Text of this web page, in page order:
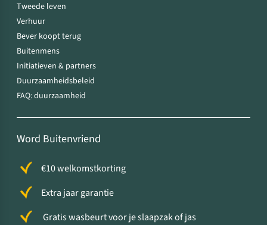
Tweede leven
Verhuur
Bever koopt terug
Buitenmens
Initiatieven & partners
Duurzaamheidsbeleid
FAQ: duurzaamheid
Word Buitenvriend
€10 welkomstkorting
Extra jaar garantie
Gratis wasbeurt voor je slaapzak of jas